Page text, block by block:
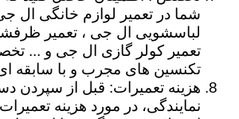
شما در تعمیر لوازم خانگی ال
لباسشویی ال جی ، تعمیر
تعمیر کولر گازی ال جی و ...
تکنسین های مجرب و با سابقه
هزینه تعمیرات: قبل از سپردن
نمایندگی، در مورد هزینه